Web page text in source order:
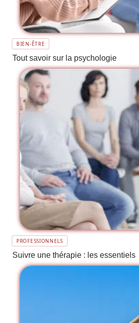
BIEN-ÊTRE
Tout savoir sur la psychologie
PROFESSIONNELS
Suivre une thérapie : les essentiels